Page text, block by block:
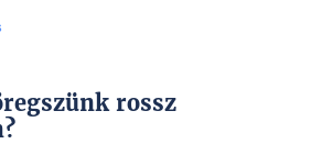
rossz